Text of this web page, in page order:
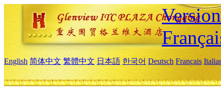
English 简体中文 繁體中文 日本語 한국어 Deutsch Français